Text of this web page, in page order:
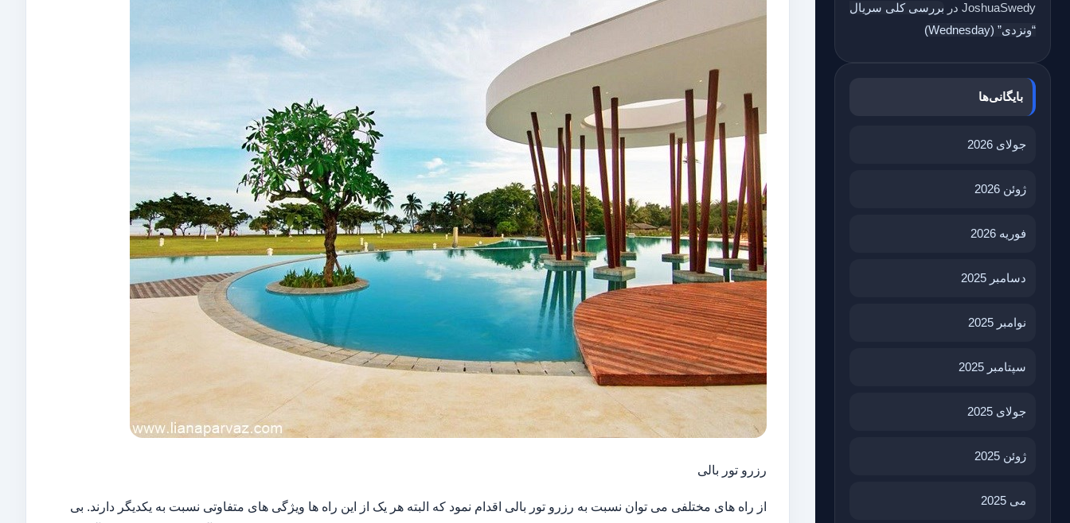
JoshuaSwedy در بررسی کلی سریال
“ونزدی” (Wednesday)
بایگانی‌ها
جولای 2026
ژوئن 2026
فوریه 2026
دسامبر 2025
نوامبر 2025
سپتامبر 2025
جولای 2025
ژوئن 2025
می 2025
رزرو تور بالی
از راه های مختلفی می توان نسبت به رزرو تور بالی اقدام نمود که البته هر یک از این راه ها ویژگی های متفاوتی نسبت به یکدیگر دارند. بی